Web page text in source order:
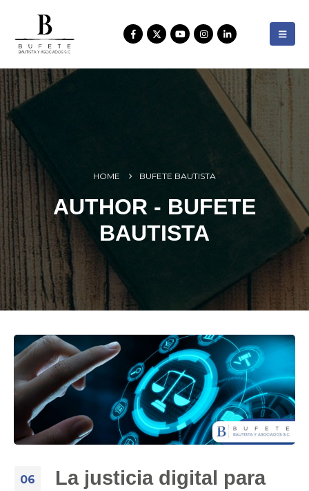
HOME BUFETE BAUTISTA
AUTHOR - BUFETE
BAUTISTA
06
La justicia digital para